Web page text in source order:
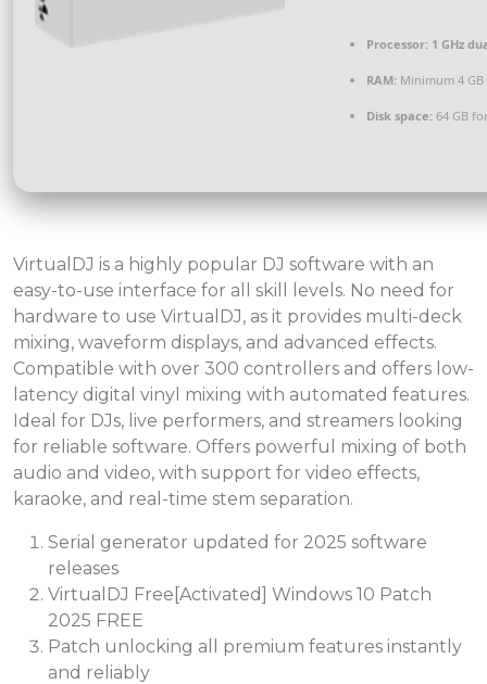
Processor: 1 GHz
RAM: Minimum 4 GB
Disk space: 64 GB
VirtualDJ is a highly popular DJ software with an
easy-to-use interface for all skill levels. No need for
hardware to use VirtualDJ, as it provides multi-deck
mixing, waveform displays, and advanced effects.
Compatible with over 300 controllers and offers low-
latency digital vinyl mixing with automated features.
Ideal for DJs, live performers, and streamers looking
for reliable software. Offers powerful mixing of both
audio and video, with support for video effects,
karaoke, and real-time stem separation.
Serial generator updated for 2025 software
releases
VirtualDJ Free[Activated] Windows 10 Patch
2025 FREE
Patch unlocking all premium features instantly
and reliably